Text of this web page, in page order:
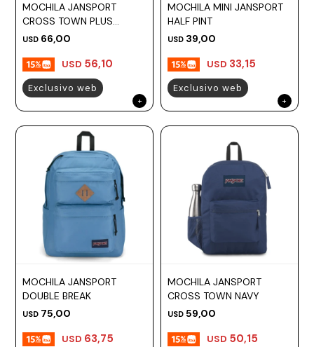
MOCHILA JANSPORT
CROSS TOWN PLUS
PASTEL LILAC
USD 66,00
USD 56,10
Exclusivo web
MOCHILA MINI JANSPORT
HALF PINT
USD 39,00
USD 33,15
Exclusivo web
MOCHILA JANSPORT
DOUBLE BREAK
USD 75,00
USD 63,75
MOCHILA JANSPORT
CROSS TOWN NAVY
USD 59,00
USD 50,15